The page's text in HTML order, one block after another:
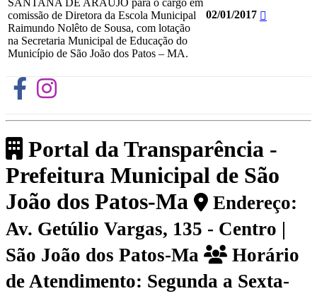
SANTANA DE ARAÚJO para o cargo em
comissão de Diretora da Escola Municipal
Raimundo Nolêto de Sousa, com lotação
na Secretaria Municipal de Educação do
Município de São João dos Patos – MA.
02/01/2017
Portal da Transparência -
Prefeitura Municipal de São
João dos Patos-Ma
Endereço:
Av. Getúlio Vargas, 135 - Centro |
São João dos Patos-Ma
Horário
de Atendimento: Segunda a Sexta-